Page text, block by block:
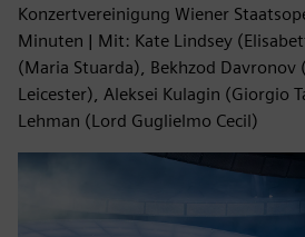
Konzertvereinigung Wiener
Minuten | Mit: Kate Lindsey
(Maria Stuarda), Bekhzod Davronov
Leicester), Aleksei Kulagin (Giorgio
Lehman (Lord Guglielmo Cecil)